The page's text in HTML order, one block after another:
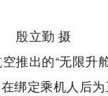
殷立勤 摄
推出的“无限升
绑定乘机人后